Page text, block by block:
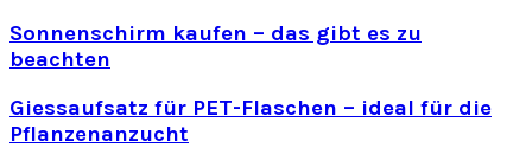
Sonnenschirm kaufen – das gibt es zu
beachten
Giessaufsatz für PET-Flaschen – ideal für die
Pflanzenanzucht